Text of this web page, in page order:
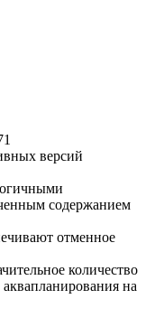
версий
содержанием
отменное
количество
на